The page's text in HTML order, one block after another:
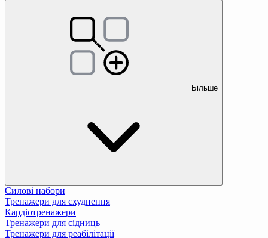
Більше
Силові набори
Тренажери для схуднення
Кардіотренажери
Тренажери для сідниць
Тренажери для реабілітації